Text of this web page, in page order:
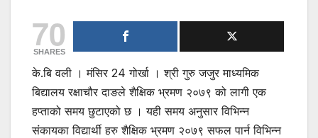
70
SHARES
के.बि वली । मंसिर 24 गोर्खा । श्री गुरु जजुर माध्यमिक
बिद्यालय रक्षाचौर दाङले शैक्षिक भ्रमण २०७९ को लागी एक
हप्ताको समय छुटाएको छ । यही समय अनुसार विभिन्न
संकायका विद्यार्थी हरु शैक्षिक भ्रमण २०७९ सफल पार्न विभिन्न